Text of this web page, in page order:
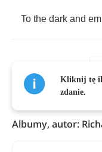
To the dark and
Kliknij tę
zdanie.
Albumy, autor: